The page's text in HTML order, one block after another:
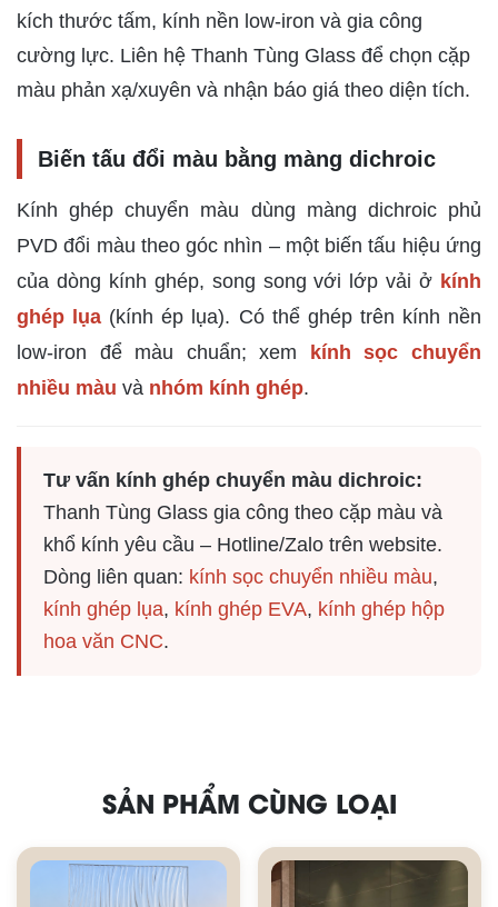
kích thước tấm, kính nền low-iron và gia công
cường lực. Liên hệ Thanh Tùng Glass để chọn cặp
màu phản xạ/xuyên và nhận báo giá theo diện tích.
Biến tấu đổi màu bằng màng dichroic
Kính ghép chuyển màu dùng màng dichroic phủ
PVD đổi màu theo góc nhìn – một biến tấu hiệu ứng
của dòng kính ghép, song song với lớp vải ở kính
ghép lụa (kính ép lụa). Có thể ghép trên kính nền
low-iron để màu chuẩn; xem
kính sọc chuyển
nhiều màu và nhóm kính ghép.
Tư vấn kính ghép chuyển màu dichroic:
Thanh Tùng Glass gia công theo cặp màu và
khổ kính yêu cầu – Hotline/Zalo trên website.
Dòng liên quan: kính sọc chuyển nhiều màu,
kính ghép lụa, kính ghép EVA, kính ghép hộp
hoa văn CNC.
SẢN PHẨM CÙNG LOẠI